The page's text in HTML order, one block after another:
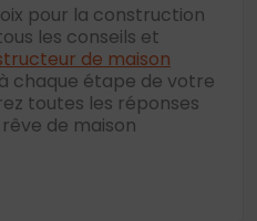
pour la construction
les conseils et
de maison
chaque étape de votre
toutes les réponses
de maison